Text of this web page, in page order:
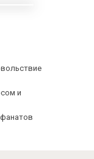
и